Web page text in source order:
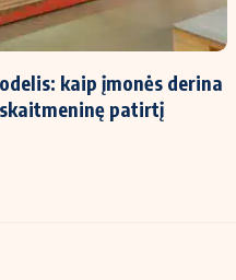
kaip įmonės derina
patirtį